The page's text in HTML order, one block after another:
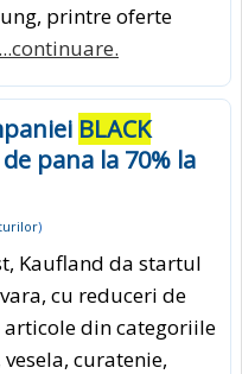
printre oferte
...continuare.
BLACK
pana la 70% la
)
Kaufland da startul
cu reduceri de
articole din categoriile
curatenie,